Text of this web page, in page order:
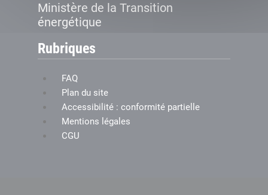
Ministère de la Transition
énergétique
Rubriques
FAQ
Plan du site
Accessibilité : conformité partielle
Mentions légales
CGU